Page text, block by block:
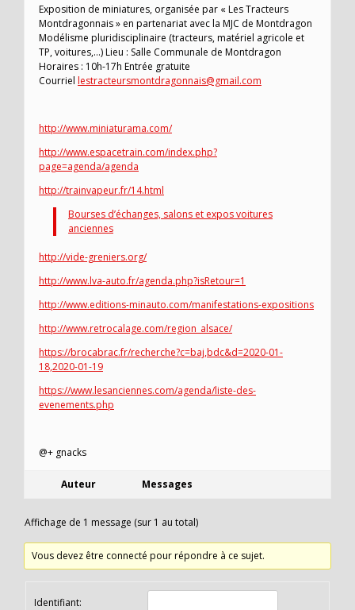
Exposition de miniatures, organisée par « Les Tracteurs
Montdragonnais » en partenariat avec la MJC de Montdragon
Modélisme pluridisciplinaire (tracteurs, matériel agricole et
TP, voitures,…) Lieu : Salle Communale de Montdragon
Horaires : 10h-17h Entrée gratuite
Courriel lestracteursmontdragonnais@gmail.com
http://www.miniaturama.com/
http://www.espacetrain.com/index.php?
page=agenda/agenda
http://trainvapeur.fr/14.html
Bourses d’échanges, salons et expos voitures
anciennes
http://vide-greniers.org/
http://www.lva-auto.fr/agenda.php?isRetour=1
http://www.editions-minauto.com/manifestations-expositions
http://www.retrocalage.com/region_alsace/
https://brocabrac.fr/recherche?c=baj,bdc&d=2020-01-
18,2020-01-19
https://www.lesanciennes.com/agenda/liste-des-
evenements.php
@+ gnacks
Auteur Messages
Affichage de 1 message (sur 1 au total)
Vous devez être connecté pour répondre à ce sujet.
Identifiant: